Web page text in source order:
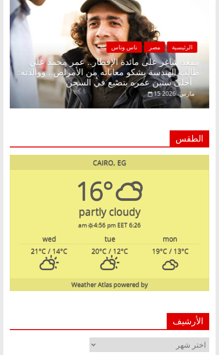
الرئيسية مصر ناس وناس
مقعد شاغر على مائدة الإفطار.. عمر محمد علي
طالب الهندسة يشكو معاناته من الأمراض.. ووالدته:
أحلى سنين عمره بتضيع في السجن
15 مارس، 2026
الطقس
CAIRO, EG
16°
partly cloudy
6:26 am
4:56 pm EET
mon
tue
wed
19°C/ 13°C
20°C / 12°C
21°C / 14°C
powered by
Weather Atlas
الأرشيف
الأرشيف